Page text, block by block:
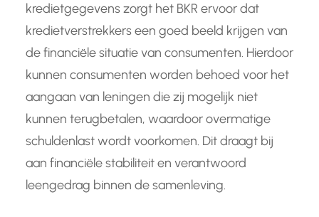
kredietgegevens zorgt het BKR ervoor dat
kredietverstrekkers een goed beeld krijgen van
de financiële situatie van consumenten. Hierdoor
kunnen consumenten worden behoed voor het
aangaan van leningen die zij mogelijk niet
kunnen terugbetalen, waardoor overmatige
schuldenlast wordt voorkomen. Dit draagt bij
aan financiële stabiliteit en verantwoord
leengedrag binnen de samenleving.